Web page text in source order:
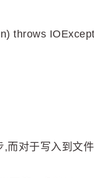
throws
而对于写入到文